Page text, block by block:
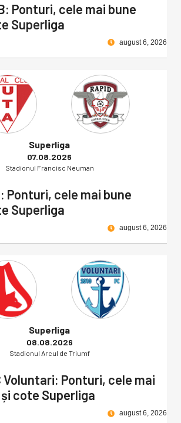
Ponturi, cele mai bune
Superliga
august 6, 2026
Superliga
07.08.2026
Stadionul Francisc Neuman
: Ponturi, cele mai bune
Superliga
august 6, 2026
Superliga
08.08.2026
Stadionul Arcul de Triumf
Voluntari: Ponturi, cele mai
cote Superliga
august 6, 2026